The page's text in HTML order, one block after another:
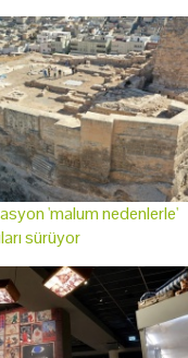
'malum nedenlerle'
sürüyor